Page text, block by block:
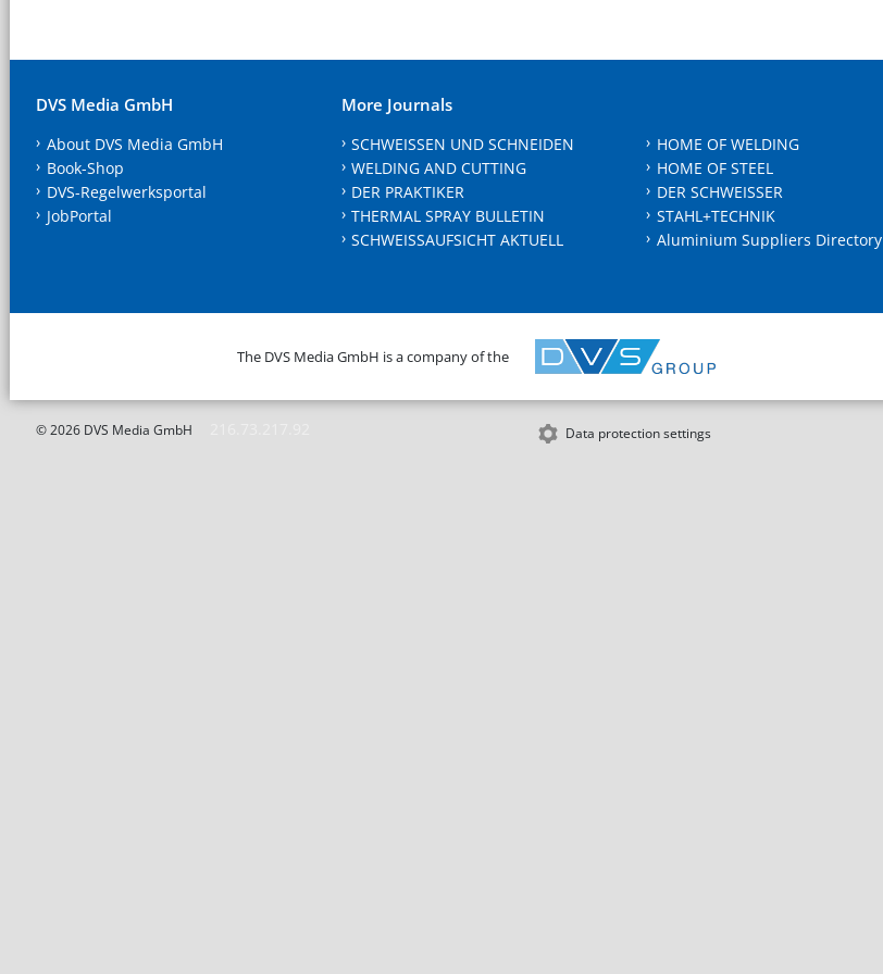
DVS Media GmbH
About DVS Media GmbH
Book-Shop
DVS-Regelwerksportal
JobPortal
More Journals
SCHWEISSEN UND SCHNEIDEN
WELDING AND CUTTING
DER PRAKTIKER
THERMAL SPRAY BULLETIN
SCHWEISSAUFSICHT AKTUELL
HOME OF WELDING
HOME OF STEEL
DER SCHWEISSER
STAHL+TECHNIK
Aluminium Suppliers Directory
The DVS Media GmbH is a company of the
© 2026 DVS Media GmbH Data protection settings